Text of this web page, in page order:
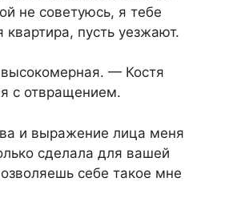
не советуюсь, я тебе
квартира, пусть уезжают.
— Костя
с отвращением.
и выражение лица меня
сделала для вашей
себе такое мне